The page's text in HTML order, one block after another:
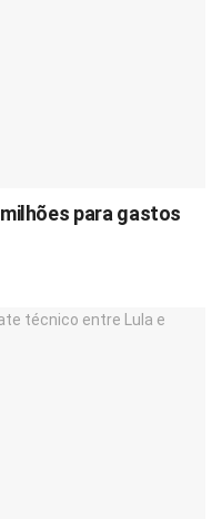
para gastos